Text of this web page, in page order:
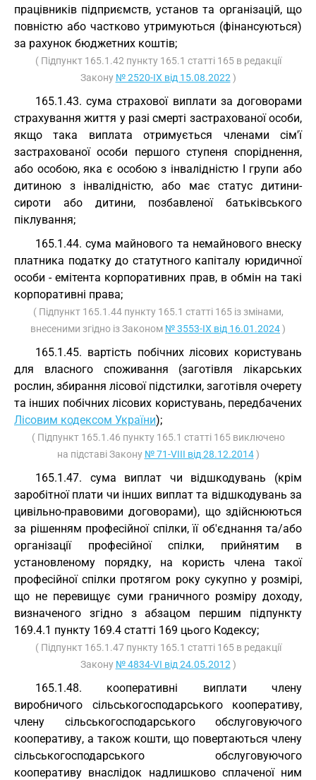
працівників підприємств, установ та організацій, що
повністю або частково утримуються (фінансуються)
за рахунок бюджетних коштів;
( Підпункт 165.1.42 пункту 165.1 статті 165 в редакції
Закону № 2520-IX від 15.08.2022 )
165.1.43. сума страхової виплати за договорами
страхування життя у разі смерті застрахованої особи,
якщо така виплата отримується членами сім'ї
застрахованої особи першого ступеня споріднення,
або особою, яка є особою з інвалідністю I групи або
дитиною з інвалідністю, або має статус дитини-
сироти або дитини, позбавленої батьківського
піклування;
165.1.44. сума майнового та немайнового внеску
платника податку до статутного капіталу юридичної
особи - емітента корпоративних прав, в обмін на такі
корпоративні права;
( Підпункт 165.1.44 пункту 165.1 статті 165 із змінами,
внесеними згідно із Законом № 3553-IX від 16.01.2024)
165.1.45. вартість побічних лісових користувань
для власного споживання (заготівля лікарських
рослин, збирання лісової підстилки, заготівля очерету
та інших побічних лісових користувань, передбачених
Лісовим кодексом України);
( Підпункт 165.1.46 пункту 165.1 статті 165 виключено
на підставі Закону № 71-VIII від 28.12.2014)
165.1.47. сума виплат чи відшкодувань (крім
заробітної плати чи інших виплат та відшкодувань за
цивільно-правовими договорами), що здійснюються
за рішенням професійної спілки, її об'єднання та/або
організації професійної спілки, прийнятим в
установленому порядку, на користь члена такої
професійної спілки протягом року сукупно у розмірі,
що не перевищує суми граничного розміру доходу,
визначеного згідно з абзацом першим підпункту
169.4.1 пункту 169.4 статті 169 цього Кодексу;
( Підпункт 165.1.47 пункту 165.1 статті 165 в редакції
Закону № 4834-VI від 24.05.2012 )
165.1.48. кооперативні виплати члену
виробничого сільськогосподарського кооперативу,
члену сільськогосподарського обслуговуючого
кооперативу, а також кошти, що повертаються члену
сільськогосподарського обслуговуючого
кооперативу внаслідок надлишково сплаченої ним